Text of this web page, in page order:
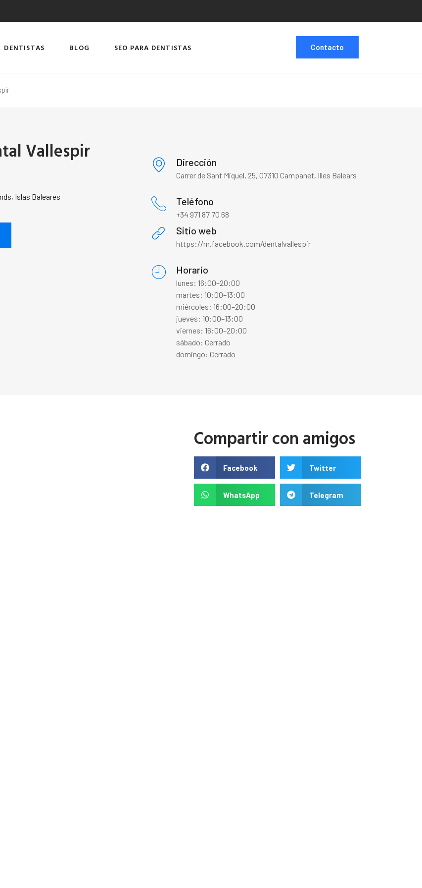
DENTISTAS BLOG SEO PARA DENTISTAS Contacto
Vallespir
, Islas Baleares
Dirección
Carrer de Sant Miquel, 25, 07310 Campanet, Illes Balears
Teléfono
+34 971 87 70 68
Sitio web
https://m.facebook.com/dentalvallespir
Horario
lunes: 16:00–20:00
martes: 10:00–13:00
miércoles: 16:00–20:00
jueves: 10:00–13:00
viernes: 16:00–20:00
sábado: Cerrado
domingo: Cerrado
Compartir con amigos
Facebook Twitter
WhatsApp Telegram